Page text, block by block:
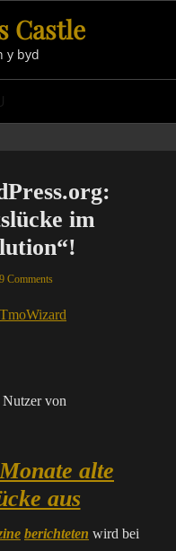
Castle
y byd
im
9 Comments
TmoWizard
von
alte
aus
berichteten wird bei